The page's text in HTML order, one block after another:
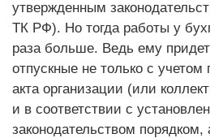
утвержденным
ТК РФ). Но тогда работы у
раза больше. Ведь ему
отпускные не только с учетом
акта организации (или
и в соответствии с
законодательством порядком,